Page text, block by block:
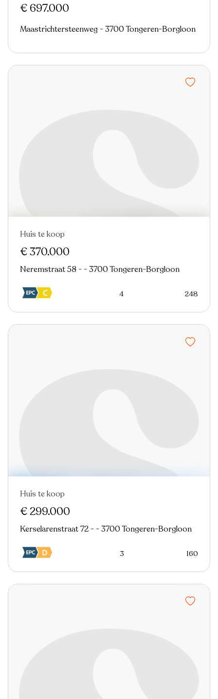
€ 697.000
Maastrichtersteenweg - 3700 Tongeren-Borgloon
Nieuw
Huis te koop
€ 370.000
Neremstraat 58 - - 3700 Tongeren-Borgloon
4 248
Verkocht
Huis te koop
€ 299.000
Kerselarenstraat 72 - - 3700 Tongeren-Borgloon
3 160